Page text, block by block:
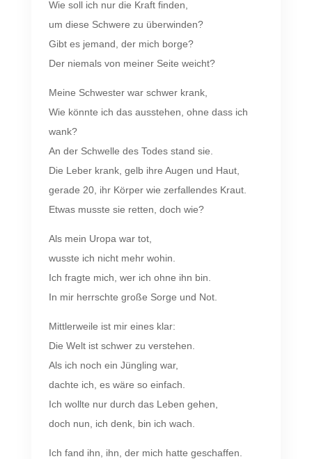
Wie soll ich nur die Kraft finden,
um diese Schwere zu überwinden?
Gibt es jemand, der mich borge?
Der niemals von meiner Seite weicht?
Meine Schwester war schwer krank,
Wie könnte ich das ausstehen, ohne dass ich
wank?
An der Schwelle des Todes stand sie.
Die Leber krank, gelb ihre Augen und Haut,
gerade 20, ihr Körper wie zerfallendes Kraut.
Etwas musste sie retten, doch wie?
Als mein Uropa war tot,
wusste ich nicht mehr wohin.
Ich fragte mich, wer ich ohne ihn bin.
In mir herrschte große Sorge und Not.
Mittlerweile ist mir eines klar:
Die Welt ist schwer zu verstehen.
Als ich noch ein Jüngling war,
dachte ich, es wäre so einfach.
Ich wollte nur durch das Leben gehen,
doch nun, ich denk, bin ich wach.
Ich fand ihn, ihn, der mich hatte geschaffen.